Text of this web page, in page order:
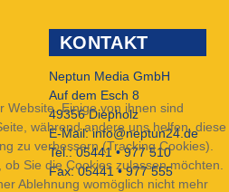
KONTAKT
Neptun Media GmbH
Auf dem Esch 8
49356 Diepholz
E-Mail:info@neptun24.de
Tel.: 05441 • 977 510
Fax: 05441 • 977 555
Website. Einige von ihnen sind
während andere uns helfen, diese
zu verbessern (Tracking Cookies).
Sie die Cookies zulassen möchten.
Ablehnung womöglich nicht mehr